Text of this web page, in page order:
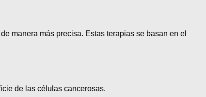
manera más precisa. Estas terapias se basan en el
de las células cancerosas.